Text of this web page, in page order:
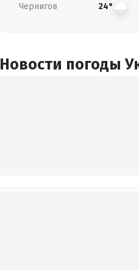
Чернигов 24°
Новости погоды